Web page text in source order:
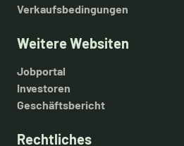
Verkaufsbedingungen
Weitere Websiten
Jobportal
Investoren
Geschäftsbericht
Rechtliches